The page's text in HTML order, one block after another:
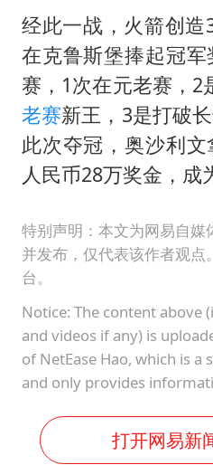
经此一战，火箭创
在克鲁斯堡捧起冠
赛，1次在元老赛，2
老赛新王，3是打破
此次夺冠，奥沙利
人民币28万奖金，成
特别声明：本文为网易自媒
并发布，仅代表该作者观
台。
Notice: The content above
and videos if any) is
of NetEase Hao, which is
and only provides
打开网易新